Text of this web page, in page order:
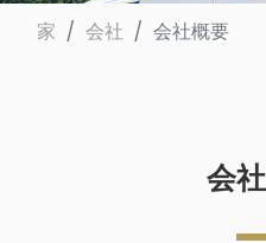
家 会社 会社概要
会